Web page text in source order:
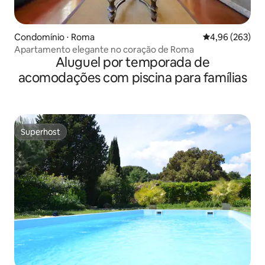
Condomínio ⋅ Roma 4,96 de uma
4,96 (263)
Apartamento elegante no coração de Roma
Aluguel por temporada de
acomodações com piscina para famílias
Superhost
Superhost